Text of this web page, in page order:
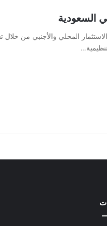
المحلي والأجنبي من خلال